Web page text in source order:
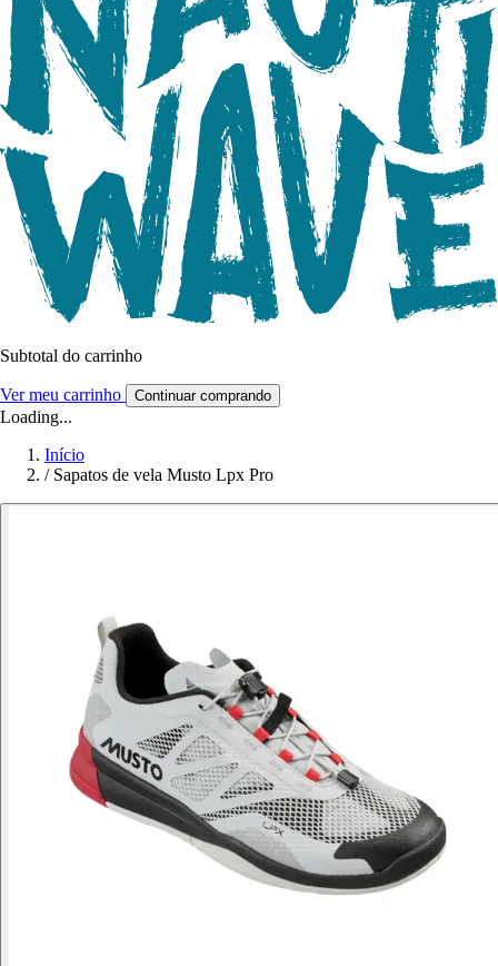
Subtotal do carrinho
Ver meu carrinho Continuar comprando
Loading...
Início
/ Sapatos de vela Musto Lpx Pro